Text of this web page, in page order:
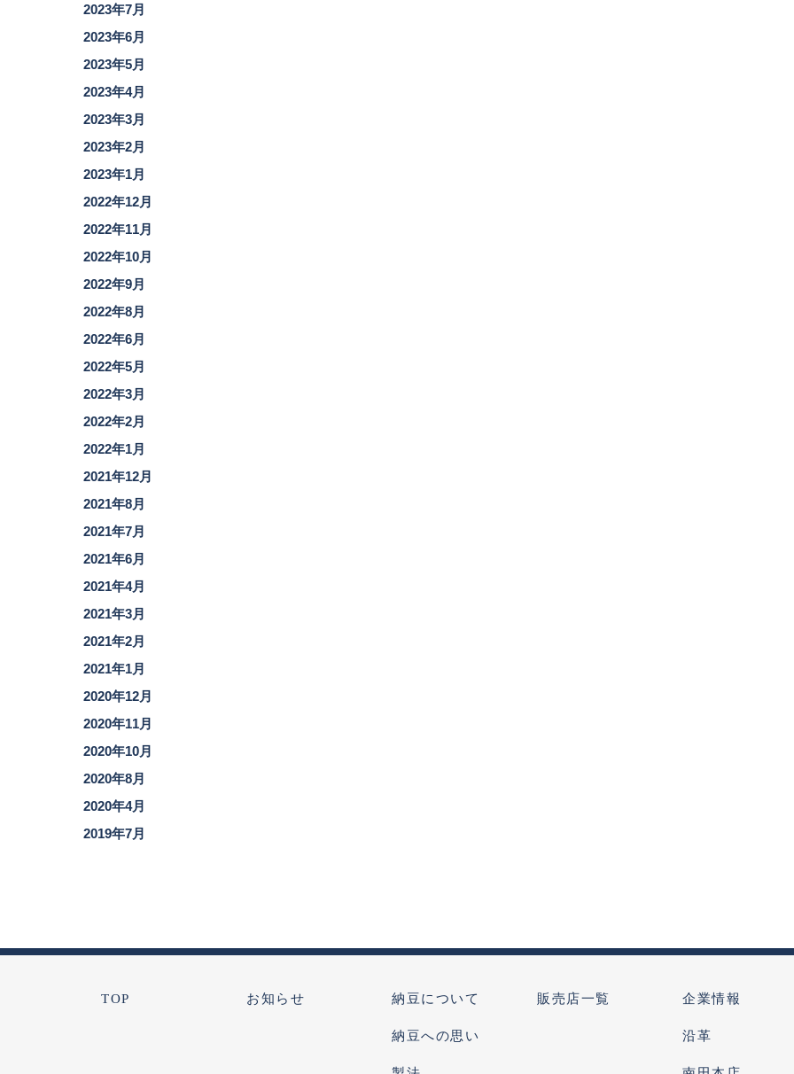
2023年7月
2023年6月
2023年5月
2023年4月
2023年3月
2023年2月
2023年1月
2022年12月
2022年11月
2022年10月
2022年9月
2022年8月
2022年6月
2022年5月
2022年3月
2022年2月
2022年1月
2021年12月
2021年8月
2021年7月
2021年6月
2021年4月
2021年3月
2021年2月
2021年1月
2020年12月
2020年11月
2020年10月
2020年8月
2020年4月
2019年7月
TOP お知らせ 納豆について
納豆への思い
販売店一覧 企業情報
沿革